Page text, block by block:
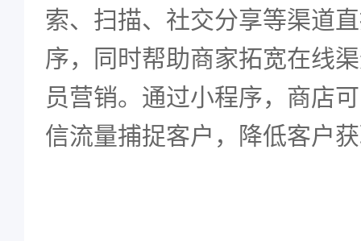
索、扫描、社交分享等渠道
序，同时帮助商家拓宽在线
员营销。通过小程序，商店
信流量捕捉客户，降低客户